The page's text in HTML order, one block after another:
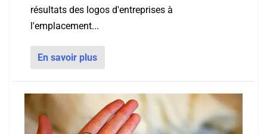
résultats des logos d'entreprises à
l'emplacement...
En savoir plus